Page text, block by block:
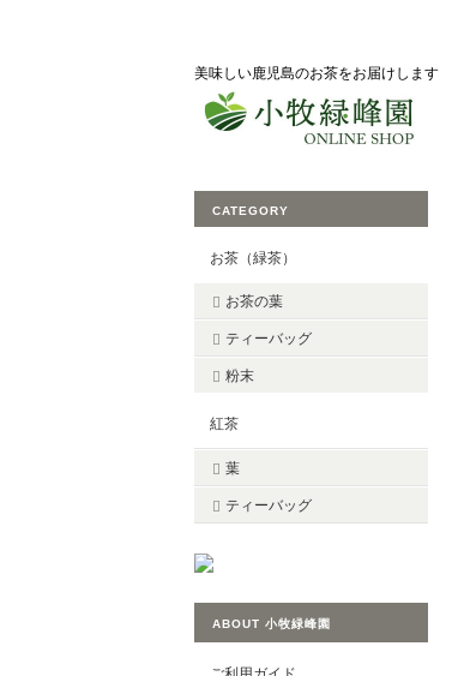
美味しい鹿児島のお茶をお届けします
CATEGORY
お茶（緑茶）
お茶の葉
ティーバッグ
粉末
紅茶
葉
ティーバッグ
ABOUT 小牧緑峰園